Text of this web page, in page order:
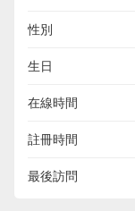
性別
生日
在線時間
註冊時間
最後訪問